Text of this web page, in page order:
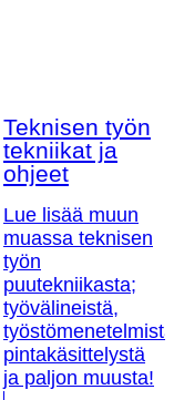
Teknisen työn
tekniikat ja
ohjeet
Lue lisää muun
muassa teknisen
työn
puutekniikasta;
työvälineistä,
pintakäsittelystä
ja paljon muusta!